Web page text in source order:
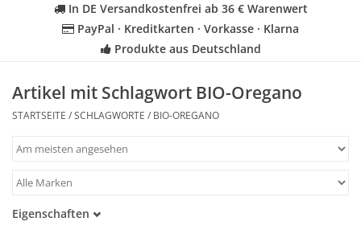
Kräuter
Für Kinder
Geschenkideen
In DE Versandkostenfrei ab 36 € Warenwert
PayPal · Kreditkarten · Vorkasse · Klarna
Produkte aus Deutschland
Artikel mit Schlagwort BIO-Oregano
STARTSEITE /SCHLAGWORTE / BIO-OREGANO
Eigenschaften